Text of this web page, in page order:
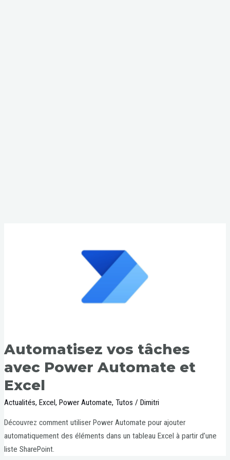
Automatisez vos tâches
avec Power Automate et
Excel
Actualités,Excel,Power Automate,Tutos /Dimitri
Découvrez comment utiliser Power Automate pour ajouter
automatiquement des éléments dans un tableau Excel à partir d’une
liste SharePoint.